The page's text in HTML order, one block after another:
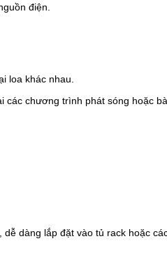
điện.
loa khác nhau.
các chương trình phát sóng hoặc
dàng lắp đặt vào tủ rack hoặc